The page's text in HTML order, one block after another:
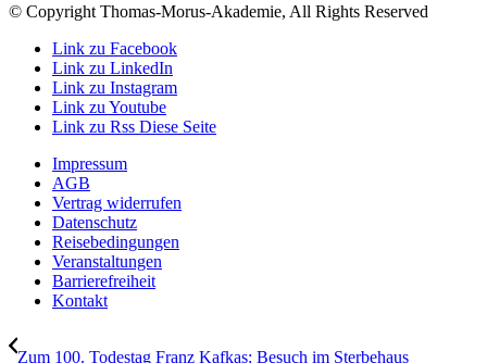
© Copyright Thomas-Morus-Akademie, All Rights Reserved
Link zu Facebook
Link zu LinkedIn
Link zu Instagram
Link zu Youtube
Link zu Rss Diese Seite
Impressum
AGB
Vertrag widerrufen
Datenschutz
Reisebedingungen
Veranstaltungen
Barrierefreiheit
Kontakt
Zum 100. Todestag Franz Kafkas: Besuch im Sterbehaus